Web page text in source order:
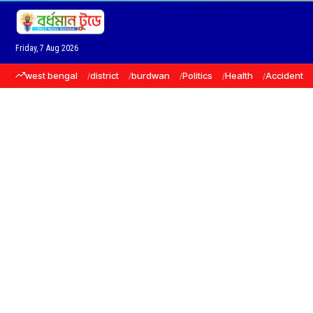
Friday, 7 Aug 2026
west bengal district burdwan Politics Health Accident